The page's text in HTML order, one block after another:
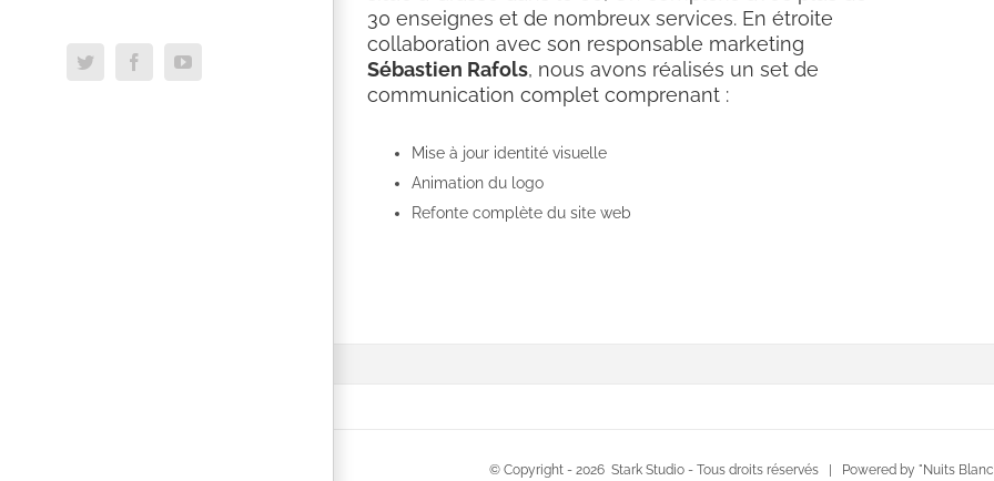
Twitter FacebookYouTube
30 enseignes et de nombreux services. En étroite
collaboration avec son responsable marketing
Sébastien Rafols, nous avons réalisés un set de
communication complet comprenant :
Mise à jour identité visuelle
Animation du logo
Refonte complète du site web
© Copyright - 2026 Stark Studio - Tous droits réservés | Powered by "Nuits